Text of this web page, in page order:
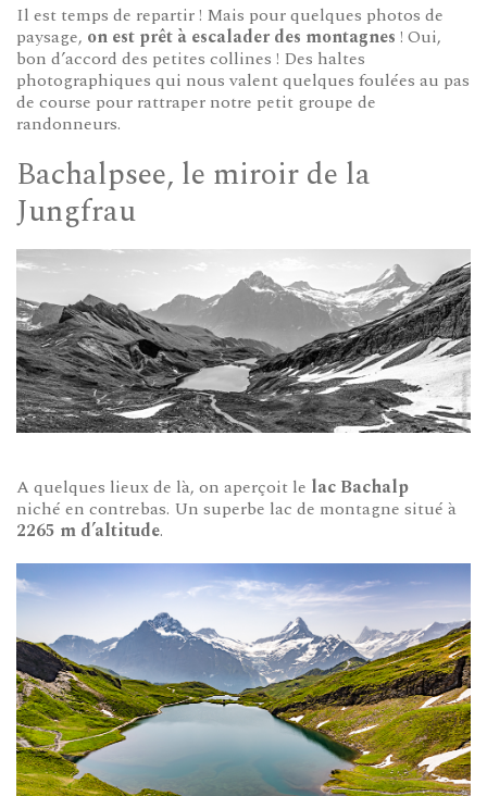
Il est temps de repartir ! Mais pour quelques photos de
paysage, on est prêt à escalader des montagnes ! Oui,
bon d’accord des petites collines ! Des haltes
photographiques qui nous valent quelques foulées au pas
de course pour rattraper notre petit groupe de
randonneurs.
Bachalpsee, le miroir de la
Jungfrau
A quelques lieux de là, on aperçoit le lac Bachalp
niché en contrebas. Un superbe lac de montagne situé à
2265 m d’altitude.